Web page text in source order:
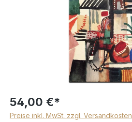
54,00 €*
Preise inkl. MwSt. zzgl. Versandkosten